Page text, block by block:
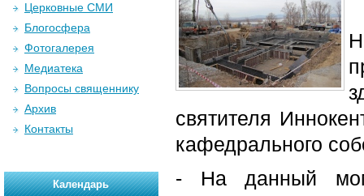
святителя
кафедрального
- На данный
Церковные СМИ
Блогосфера
Фотогалерея
Медиатека
Вопросы священнику
Архив
Контакты
Календарь